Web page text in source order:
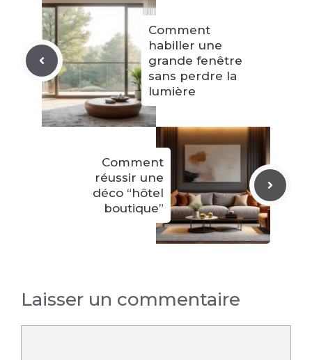
Comment
habiller une
grande fenêtre
sans perdre la
lumière
Comment
réussir une
déco “hôtel
boutique”
Laisser un commentaire